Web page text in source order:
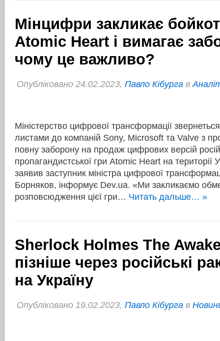
Мінцифри закликає
Atomic Heart і вимагає
чому це важливо?
Опубліковано 24.02.2023, Павло Кібурга в
Міністерство цифрової трансформації
листами до компаній Sony, Microsoft та Valve з
повну заборону на продаж цифрових версій
пропагандистської гри Atomic Heart на території
заявив заступник міністра цифрової
Борняков, інформує Dev.ua. «Ми закликаємо
розповсюдження цієї гри… Читать дальше… »
Sherlock Holmes The
пізніше через російські
на Україну
Опубліковано 19.02.2023, Павло Кібурга в